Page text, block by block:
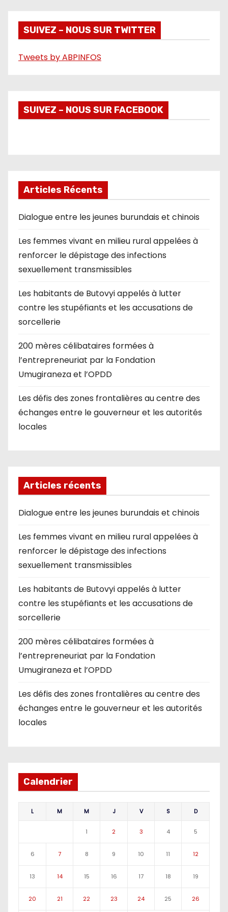
o
SUIVEZ – NOUS SUR TWITTER
Tweets by ABPINFOS
SUIVEZ – NOUS SUR FACEBOOK
Articles Récents
Dialogue entre les jeunes burundais et chinois
Les femmes vivant en milieu rural appelées à
renforcer le dépistage des infections
sexuellement transmissibles
Les habitants de Butovyi appelés à lutter
contre les stupéfiants et les accusations de
sorcellerie
200 mères célibataires formées à
l’entrepreneuriat par la Fondation
Umugiraneza et l’OPDD
Les défis des zones frontalières au centre des
échanges entre le gouverneur et les autorités
locales
Articles récents
Dialogue entre les jeunes burundais et chinois
Les femmes vivant en milieu rural appelées à
renforcer le dépistage des infections
sexuellement transmissibles
Les habitants de Butovyi appelés à lutter
contre les stupéfiants et les accusations de
sorcellerie
200 mères célibataires formées à
l’entrepreneuriat par la Fondation
Umugiraneza et l’OPDD
Les défis des zones frontalières au centre des
échanges entre le gouverneur et les autorités
locales
Calendrier
L M M J V S D
1 2 3 4 5
6 7 8 9 10 11 12
13 14 15 16 17 18 19
20 21 22 23 24 25 26